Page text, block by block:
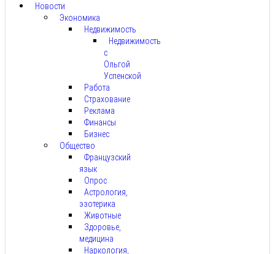
Новости
Экономика
Недвижимость
Недвижимость
с
Ольгой
Успенской
Работа
Страхование
Реклама
Финансы
Бизнес
Общество
Французский
язык
Опрос
Астрология,
эзотерика
Животные
Здоровье,
медицина
Наркология,